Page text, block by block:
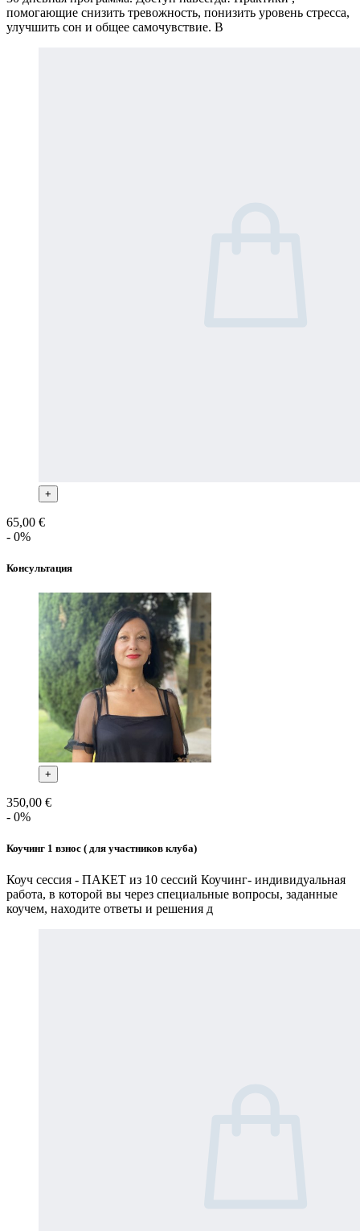
помогающие снизить тревожность, понизить уровень стресса,
улучшить сон и общее самочувствие. В
+
65,00 €
- 0%
Консультация
+
350,00 €
- 0%
Коучинг 1 взнос ( для участников клуба)
Коуч сессия - ПАКЕТ из 10 сессий Коучинг- индивидуальная
работа, в которой вы через специальные вопросы, заданные
коучем, находите ответы и решения д